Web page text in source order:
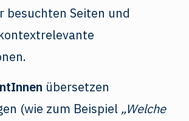
besuchten Seiten und
übersetzen
(wie zum Beispiel „Welche